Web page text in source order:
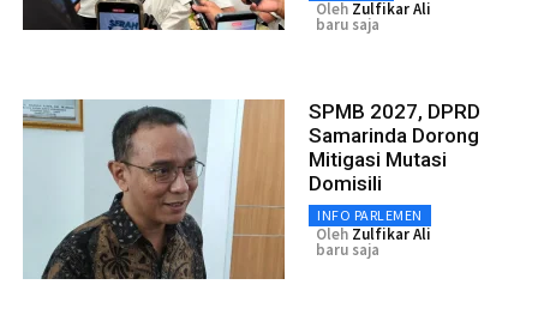
Oleh Zulfikar Ali
baru saja
SPMB 2027, DPRD
Samarinda Dorong
Mitigasi Mutasi
Domisili
INFO PARLEMEN
Oleh Zulfikar Ali
baru saja